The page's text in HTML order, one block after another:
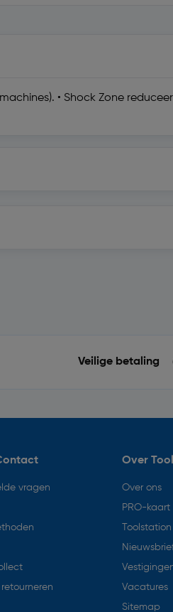
• Shock Zone
Veilige betaling
vragen
Over
Over ons
PRO-kaart
Vacatures
Sitemap